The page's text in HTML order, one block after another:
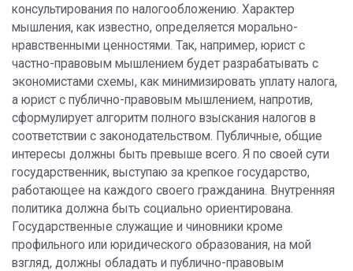
консультирования по налогообложению. Характер
мышления, как известно, определяется морально-
нравственными ценностями. Так, например, юрист с
частно-правовым мышлением будет разрабатывать с
экономистами схемы, как минимизировать уплату налога,
а юрист с публично-правовым мышлением, напротив,
сформулирует алгоритм полного взыскания налогов в
соответствии с законодательством. Публичные, общие
интересы должны быть превыше всего. Я по своей сути
государственник, выступаю за крепкое государство,
работающее на каждого своего гражданина. Внутренняя
политика должна быть социально ориентирована.
Государственные служащие и чиновники кроме
профильного или юридического образования, на мой
взгляд, должны обладать и публично-правовым